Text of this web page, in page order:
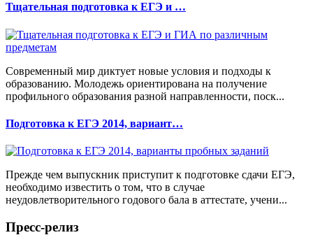
Тщательная подготовка к ЕГЭ и …
Современный мир диктует новые условия и подходы к
образованию. Молодежь ориентирована на получение
профильного образования разной направленности, поск...
Подготовка к ЕГЭ 2014, вариант…
Прежде чем выпускник приступит к подготовке сдачи ЕГЭ,
необходимо известить о том, что в случае
неудовлетворительного годового бала в аттестате, учени...
Пресс-релиз